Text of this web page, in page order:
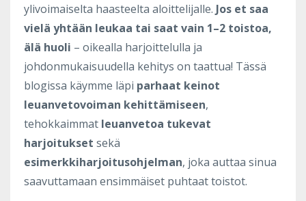
ylivoimaiselta haasteelta aloittelijalle. Jos et saa
vielä yhtään leukaa tai saat vain 1–2 toistoa,
älä huoli – oikealla harjoittelulla ja
johdonmukaisuudella kehitys on taattua! Tässä
blogissa käymme läpi parhaat keinot
leuanvetovoiman kehittämiseen,
tehokkaimmat leuanvetoa tukevat
harjoitukset sekä
esimerkkiharjoitusohjelman, joka auttaa sinua
saavuttamaan ensimmäiset puhtaat toistot.